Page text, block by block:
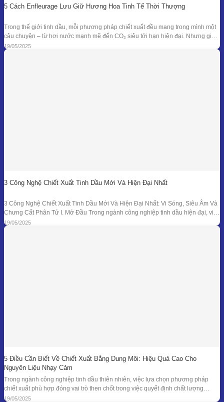
5 Cách Enfleurage Lưu Giữ Hương Hoa Tinh Tế Thời Thượng
Trong thế giới tinh dầu, mỗi phương pháp chiết xuất đều mang trong mình một
câu chuyện – từ hơi nước mạnh mẽ đến CO₂ siêu tới hạn hiện đại. Nhưng giữa
dòng chảy công nghệ ấy, enfleurage – một kỹ thuật cổ xưa và tinh tế – vẫn tồn
tại như một biểu tượng
19/05/2025
3 Công Nghệ Chiết Xuất Tinh Dầu Mới Và Hiện Đại Nhất
3 Công Nghệ Chiết Xuất Tinh Dầu Mới Và Hiện Đại Nhất: Vi Sóng, Siêu Âm Và
Chưng Cất Phân Tử I. Mở Đầu Trong ngành công nghiệp tinh dầu hiện đại, việc
tối ưu hóa hiệu suất chiết xuất, giữ nguyên hương thơm và hoạt chất trị liệu là
mục tiêu hàng đầu. Bên
19/05/2025
5 Điều Cần Biết Về Chiết Xuất Bằng Dung Môi: Hiệu Quả Cao Cho
Nguyên Liệu Nhạy Cảm
Trong ngành công nghiệp tinh dầu thiên nhiên, việc lựa chọn phương pháp
chiết xuất phù hợp đóng vai trò then chốt trong việc quyết định chất lượng
thành phẩm – đặc biệt là đối với những loại nguyên liệu cao cấp và nhạy cảm.
19/05/2025